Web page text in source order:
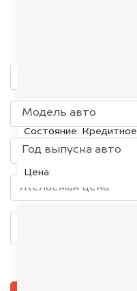
KIA K5, 2020
Состояние: Кредитное
Цена: